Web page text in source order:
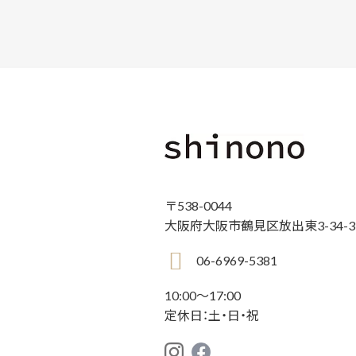
〒538-0044
大阪府大阪市鶴見区放出東3-34-
06-6969-5381
10:00〜17:00
定休日：土・日・祝